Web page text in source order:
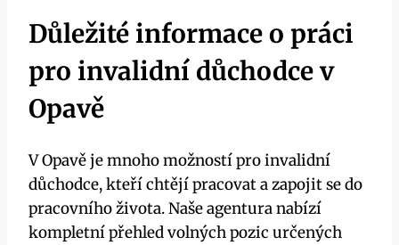
Důležité informace o práci
pro invalidní důchodce v
Opavě
V Opavě je mnoho možností pro invalidní
důchodce, kteří chtějí pracovat a zapojit se do
pracovního života. Naše agentura nabízí
kompletní přehled volných pozic určených